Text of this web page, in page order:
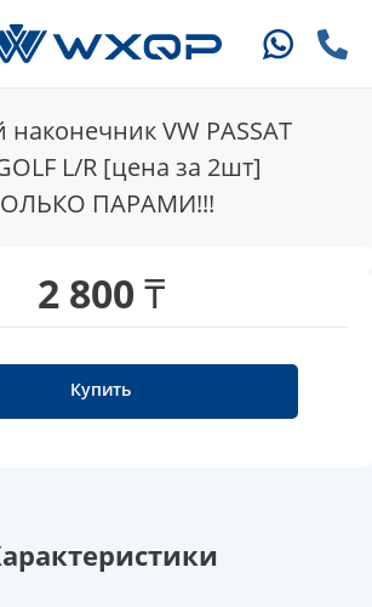
наконечник VW PASSAT
L/R [цена за 2шт]
ПАРАМИ!!!
2 800 ₸
Купить